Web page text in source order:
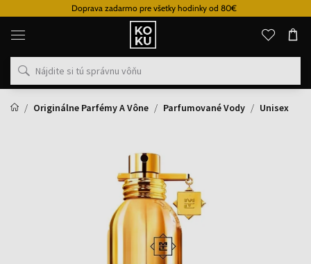
Doprava zadarmo pre všetky hodinky od 80€
Originálne
parfémy
hodinky
na
mieste
Originálne Parfémy A Vône
Parfumované Vody Unisex